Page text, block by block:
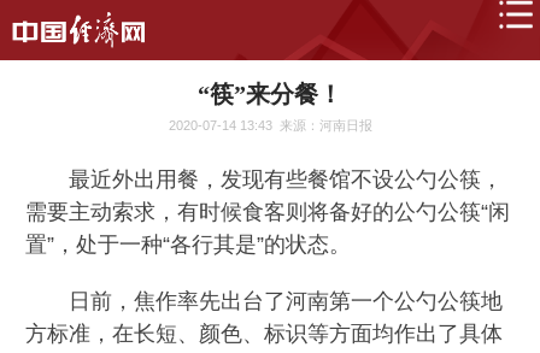
“筷”来分餐！
2020-07-14 13:43 来源：河南日报
最近外出用餐，发现有些餐馆不设公勺公筷，
需要主动索求，有时候食客则将备好的公勺公筷“闲
置”，处于一种“各行其是”的状态。
日前，焦作率先出台了河南第一个公勺公筷地
方标准，在长短、颜色、标识等方面均作出了具体